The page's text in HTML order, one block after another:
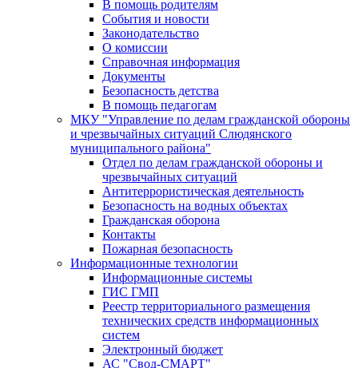
В помощь родителям
События и новости
Законодательство
О комиссии
Справочная информация
Документы
Безопасность детства
В помощь педагогам
МКУ "Управление по делам гражданской обороны
и чрезвычайных ситуаций Слюдянского
муниципального района"
Отдел по делам гражданской обороны и
чрезвычайных ситуаций
Антитеррористическая деятельность
Безопасность на водных объектах
Гражданская оборона
Контакты
Пожарная безопасность
Информационные технологии
Информационные системы
ГИС ГМП
Реестр территориального размещения
технических средств информационных
систем
Электронный бюджет
АС "Свод-СМАРТ"